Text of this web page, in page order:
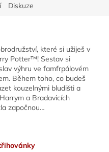
Diskuze
které si užiješ v
Potter™! Sestav si
výhru ve famfrpálovém
Během toho, co budeš
kouzelnými bludišti a
a Bradavicích
započnou…